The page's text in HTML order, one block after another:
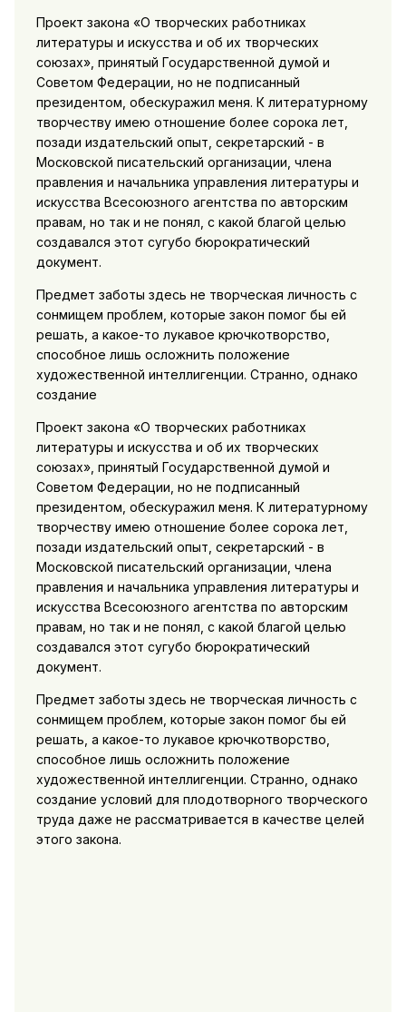
Проект закона «О творческих работниках
литературы и искусства и об их творческих
союзах», принятый Государственной думой и
Советом Федерации, но не подписанный
президентом, обескуражил меня. К литературному
творчеству имею отношение более сорока лет,
позади издательский опыт, секретарский - в
Московской писательский организации, члена
правления и начальника управления литературы и
искусства Всесоюзного агентства по авторским
правам, но так и не понял, с какой благой целью
создавался этот сугубо бюрократический
документ.
Предмет заботы здесь не творческая личность с
сонмищем проблем, которые закон помог бы ей
решать, а какое-то лукавое крючкотворство,
способное лишь осложнить положение
художественной интеллигенции. Странно, однако
создание
Проект закона «О творческих работниках
литературы и искусства и об их творческих
союзах», принятый Государственной думой и
Советом Федерации, но не подписанный
президентом, обескуражил меня. К литературному
творчеству имею отношение более сорока лет,
позади издательский опыт, секретарский - в
Московской писательский организации, члена
правления и начальника управления литературы и
искусства Всесоюзного агентства по авторским
правам, но так и не понял, с какой благой целью
создавался этот сугубо бюрократический
документ.
Предмет заботы здесь не творческая личность с
сонмищем проблем, которые закон помог бы ей
решать, а какое-то лукавое крючкотворство,
способное лишь осложнить положение
художественной интеллигенции. Странно, однако
создание условий для плодотворного творческого
труда даже не рассматривается в качестве целей
этого закона.